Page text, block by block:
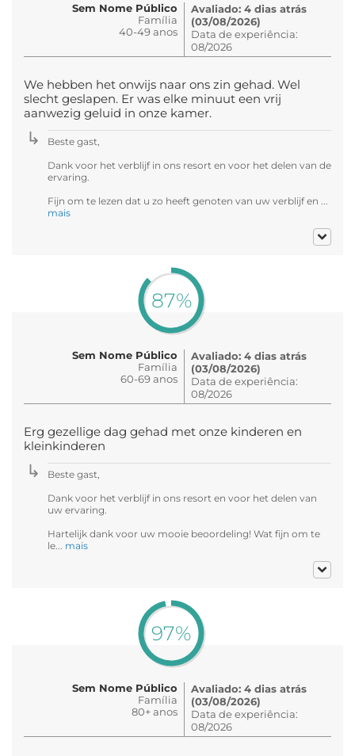
Sem Nome Público
Família
40-49 anos
Avaliado: 4 dias atrás
(03/08/2026)
Data de experiência:
08/2026
We hebben het onwijs naar ons zin gehad. Wel
slecht geslapen. Er was elke minuut een vrij
aanwezig geluid in onze kamer.
Beste gast,
Dank voor het verblijf in ons resort en voor het delen van de
ervaring.
Fijn om te lezen dat u zo heeft genoten van uw verblijf en ...
mais
87%
Sem Nome Público
Família
60-69 anos
Avaliado: 4 dias atrás
(03/08/2026)
Data de experiência:
08/2026
Erg gezellige dag gehad met onze kinderen en
kleinkinderen
Beste gast,
Dank voor het verblijf in ons resort en voor het delen van
uw ervaring.
Hartelijk dank voor uw mooie beoordeling! Wat fijn om te
le... mais
97%
Sem Nome Público
Família
80+ anos
Avaliado: 4 dias atrás
(03/08/2026)
Data de experiência:
08/2026